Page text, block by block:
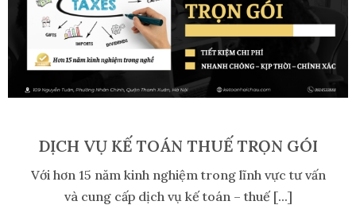
DỊCH VỤ KẾ TOÁN THUẾ TRỌN GÓI
Với hơn 15 năm kinh nghiệm trong lĩnh vực tư vấn
và cung cấp dịch vụ kế toán – thuế [...]